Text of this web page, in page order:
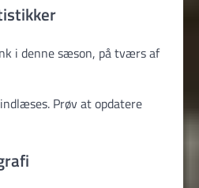
i denne sæson, på tværs af
Prøv at opdatere